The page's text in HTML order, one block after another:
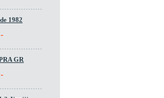
1982
GR